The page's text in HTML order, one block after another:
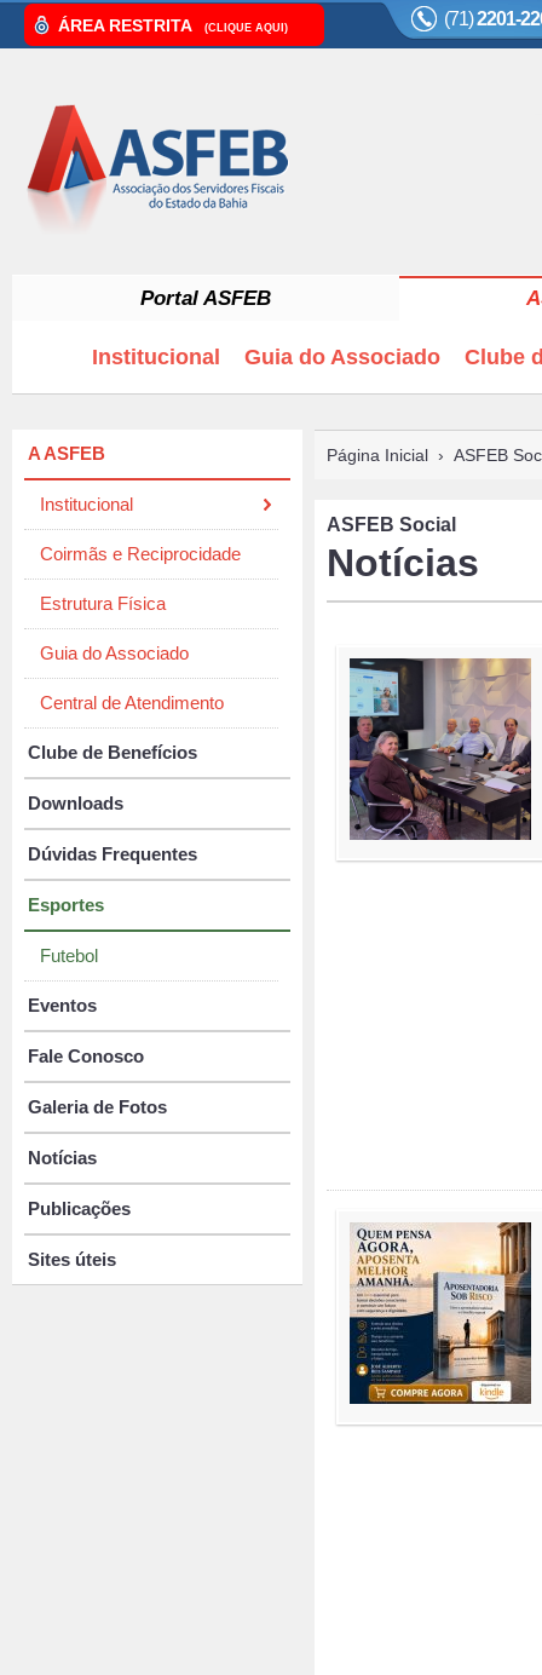
ÁREA RESTRITA (CLIQUE AQUI) (71)2201-
Portal ASFEB
Institucional Guia do Associado Clube
A ASFEB
Institucional
Coirmãs e Reciprocidade
Estrutura Física
Guia do Associado
Central de Atendimento
Clube de Benefícios
Downloads
Dúvidas Frequentes
Esportes
Futebol
Eventos
Fale Conosco
Galeria de Fotos
Notícias
Publicações
Sites úteis
Página Inicial › ASFEB
ASFEB Social
Notícias